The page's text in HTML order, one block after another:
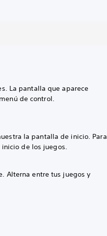
La pantalla que aparece
de control.
la pantalla de inicio. Para
de los juegos.
Alterna entre tus juegos y